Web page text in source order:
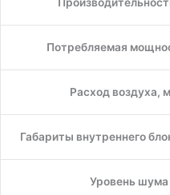
Потребляемая
Расход воздуха,
Габариты внутреннего
Уровень шума